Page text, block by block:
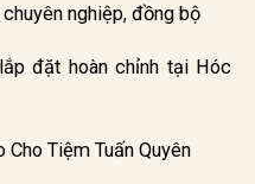
nghiệp, đồng bộ
đặt hoàn chỉnh tại Hóc
Cho Tiệm Tuấn Quyên